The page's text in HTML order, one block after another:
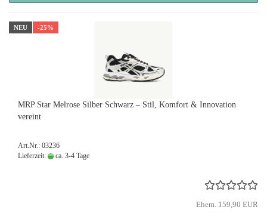
NEU -25%
MRP Star Melrose Silber Schwarz – Stil, Komfort & Innovation
vereint
Art.Nr.: 03236
Lieferzeit:
ca. 3-4 Tage
Ehem. 159,90 EUR